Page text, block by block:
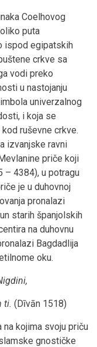
Coelhovog
puta
ispod egipatskih
crkve sa
vodi preko
u nastojanju
univerzalnog
i koja se
ruševne crkve.
izvanjske ravni
priče koji
– 4384), u potragu
je u duhovnoj
pronalazi
starih španjolskih
na duhovnu
Bagdadlija
oku.
ti. (Dīvān 1518)
na kojima svoju priču
gnostičke